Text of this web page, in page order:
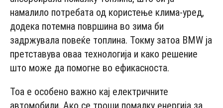
намалило потребата од користење клима-уред,
додека потемна површина во зима би
задржувала повеќе топлина. Токму затоа BMW ја
претставува оваа технологија и како решение
што може да помогне во ефикасноста.
Тоа е особено важно кај електричните
автомобили. Ако се троши помалку енергија за